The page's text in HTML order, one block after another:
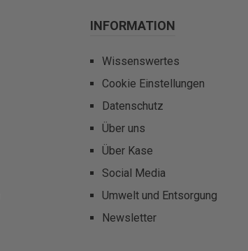
INFORMATION
Wissenswertes
Cookie Einstellungen
Datenschutz
Über uns
Über Kase
Social Media
Umwelt und Entsorgung
Newsletter